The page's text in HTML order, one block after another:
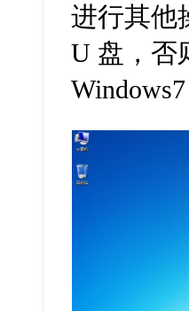
进行其他
U 盘，否
Windows7